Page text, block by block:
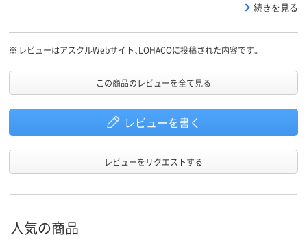
続きを見る
※ レビューはアスクルWebサイト、LOHACOに投稿された内容です。
この商品のレビューを全て見る
レビューを書く
レビューをリクエストする
人気の商品